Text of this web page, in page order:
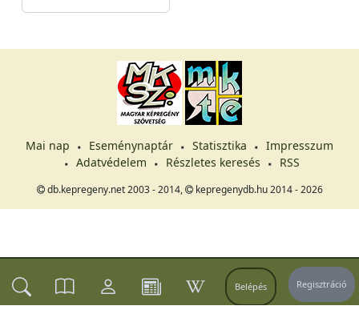
Belépés Regisztráció
Mai nap Eseménynaptár Statisztika
Impresszum
Adatvédelem
Részletes keresés RSS
db.kepregeny.net 2003 - 2014, kepregenydb.hu 2014 - 2026